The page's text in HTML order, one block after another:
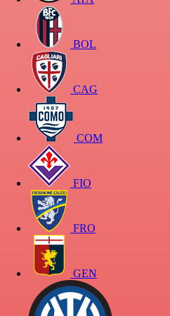
BOL
CAG
COM
FIO
FRO
GEN